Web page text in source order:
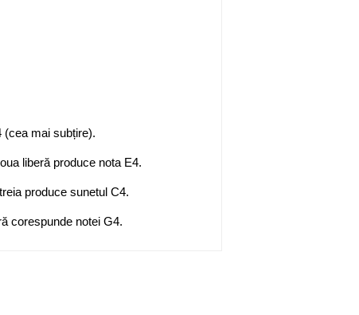
(cea mai subțire).
liberă produce nota E4.
produce sunetul C4.
corespunde notei G4.